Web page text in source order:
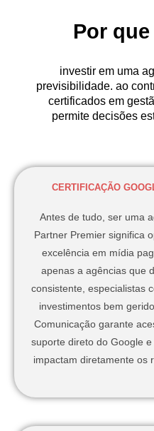
Por
investir em uma
previsibilidade. ao
certificados em
permite decisões
CERTIFICAÇÃO
Antes de tudo, ser uma
Partner Premier significa
excelência em mídia
apenas a agências que
consistente, especialistas
investimentos bem
Comunicação garante
suporte direto do Google
impactam diretamente os